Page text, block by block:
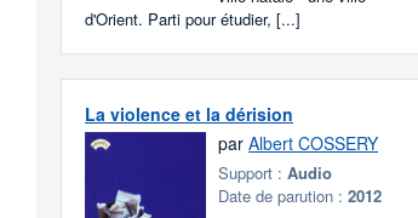
d'Orient. Parti pour étudier, [...]
La violence et la dérision
parAlbert COSSERY
Support :Audio
Date de parution :2012